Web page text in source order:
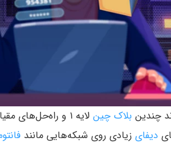
چندین بلاک چین
دیفای زیادی روی شبکه‌هایی مانند